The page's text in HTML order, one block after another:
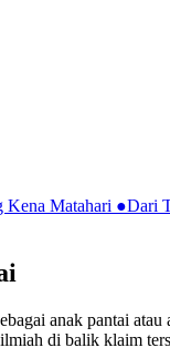
Kena Matahari ●Dari
anak pantai
di balik klaim